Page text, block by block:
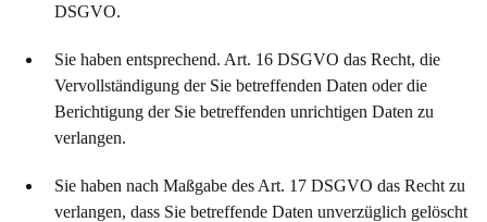
DSGVO.
Sie haben entsprechend. Art. 16 DSGVO das Recht, die
Vervollständigung der Sie betreffenden Daten oder die
Berichtigung der Sie betreffenden unrichtigen Daten zu
verlangen.
Sie haben nach Maßgabe des Art. 17 DSGVO das Recht zu
verlangen, dass Sie betreffende Daten unverzüglich gelöscht